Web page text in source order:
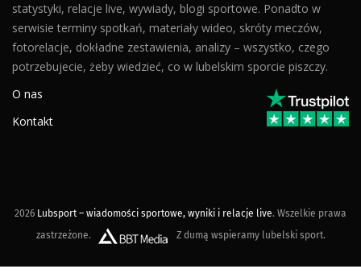
statystyki, relacje live, wywiady, blogi sportowe. Ponadto w
serwisie terminy spotkań, materiały wideo, skróty meczów,
fotorelacje, dokładne zestawienia, analizy – wszystko, czego
potrzebujecie, żeby wiedzieć, co w lubelskim sporcie piszczy.
O nas
Kontakt
2026 Lubsport – wiadomości sportowe, wyniki i relacje live. Wszelkie prawa
zastrzeżone.
Z dumą wspieramy lubelski sport.